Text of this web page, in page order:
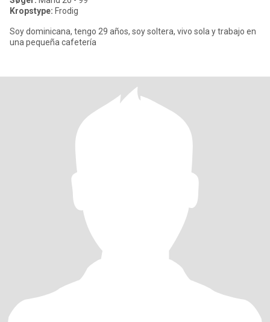
Kropstype: Frodig
Soy dominicana, tengo 29 años, soy soltera, vivo sola y trabajo en
una pequeña cafetería